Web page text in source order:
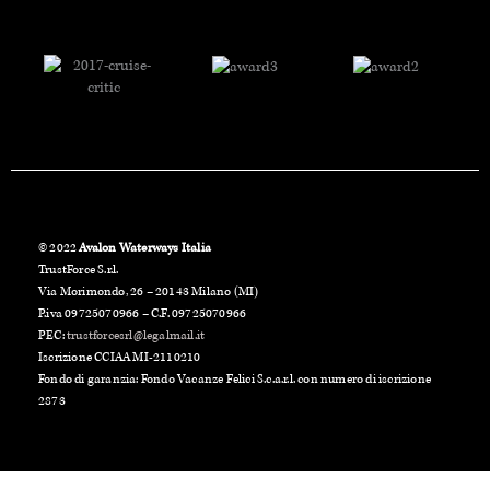
© 2022Avalon Waterways Italia
TrustForce S.r.l.
Via Morimondo, 26 – 20143 Milano (MI)
P.iva 09725070966 – C.F. 09725070966
PEC:trustforcesrl@legalmail.it
Iscrizione CCIAA MI-2110210
Fondo di garanzia: Fondo Vacanze Felici S.c.a.r.l. con numero di iscrizione
2873